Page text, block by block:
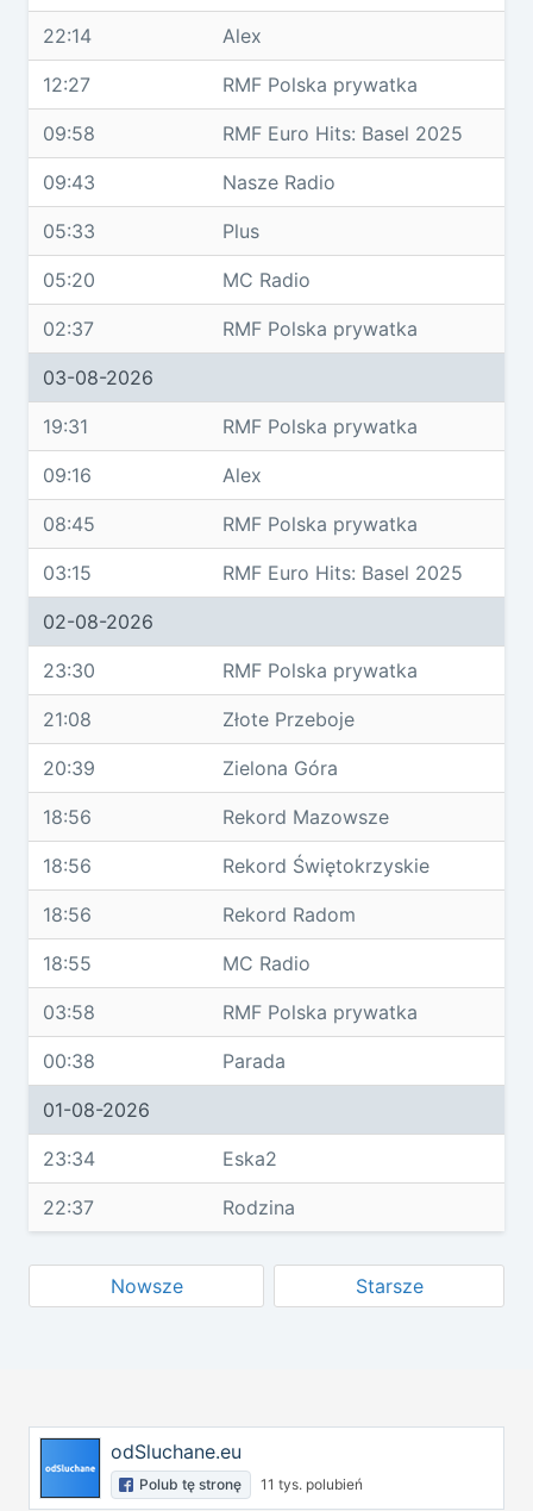
22:14 Alex
12:27 RMF Polska prywatka
09:58 RMF Euro Hits: Basel 2025
09:43 Nasze Radio
05:33 Plus
05:20 MC Radio
02:37 RMF Polska prywatka
03-08-2026
19:31 RMF Polska prywatka
09:16 Alex
08:45 RMF Polska prywatka
03:15 RMF Euro Hits: Basel 2025
02-08-2026
23:30 RMF Polska prywatka
21:08 Złote Przeboje
20:39 Zielona Góra
18:56 Rekord Mazowsze
18:56 Rekord Świętokrzyskie
18:56 Rekord Radom
18:55 MC Radio
03:58 RMF Polska prywatka
00:38 Parada
01-08-2026
23:34 Eska2
22:37 Rodzina
Nowsze Starsze
odSluchane.eu
Polub tę stronę 11 tys. polubień